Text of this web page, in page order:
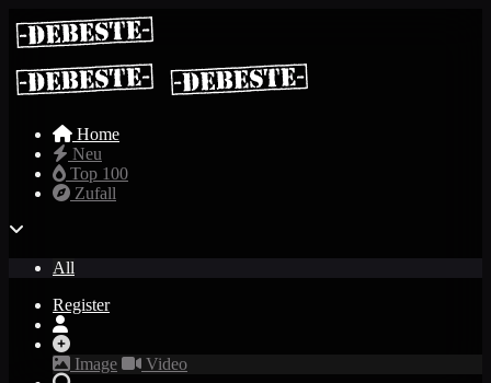
Home
Neu
Top 100
Zufall
All
Register
Image Video